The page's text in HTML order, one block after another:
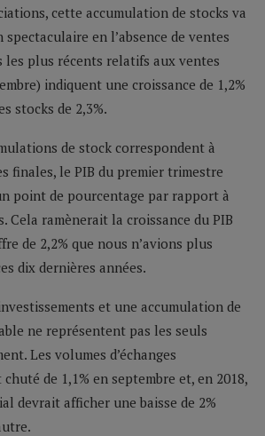
cette accumulation de stocks va
en l’absence de ventes
les plus récents relatifs aux ventes
indiquent une croissance de 1,2%
stocks de 2,3%.
de stock correspondent à
finales, le PIB du premier trimestre
point de pourcentage par rapport à
Cela ramènerait la croissance du PIB
de 2,2% que nous n’avions plus
dix dernières années.
et une accumulation de
ne représentent pas les seuls
Les volumes d’échanges
de 1,1% en septembre et, en 2018,
devrait afficher une baisse de 2%